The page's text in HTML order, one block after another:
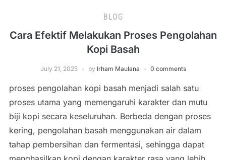
BLOG
Cara Efektif Melakukan Proses Pengolahan
Kopi Basah
July 21, 2025 by Irham Maulana 0 comments
proses pengolahan kopi basah menjadi salah satu
proses utama yang memengaruhi karakter dan mutu
biji kopi secara keseluruhan. Berbeda dengan proses
kering, pengolahan basah menggunakan air dalam
tahap pembersihan dan fermentasi, sehingga dapat